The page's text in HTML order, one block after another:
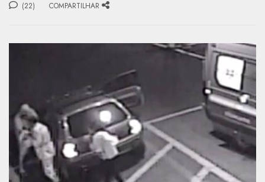
(22) COMPARTILHAR